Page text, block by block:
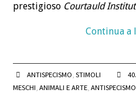
ANTISPECISMO
prestigioso Courtauld
Continua a
ANTISPECISMO, STIMOLI
MESCHI,ANIMALI E ARTE,ANTISPECISMO